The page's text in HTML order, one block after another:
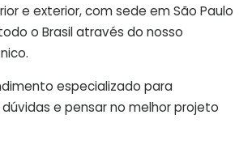
e exterior, com sede em São Paulo
o Brasil através do nosso
especializado para
e pensar no melhor projeto